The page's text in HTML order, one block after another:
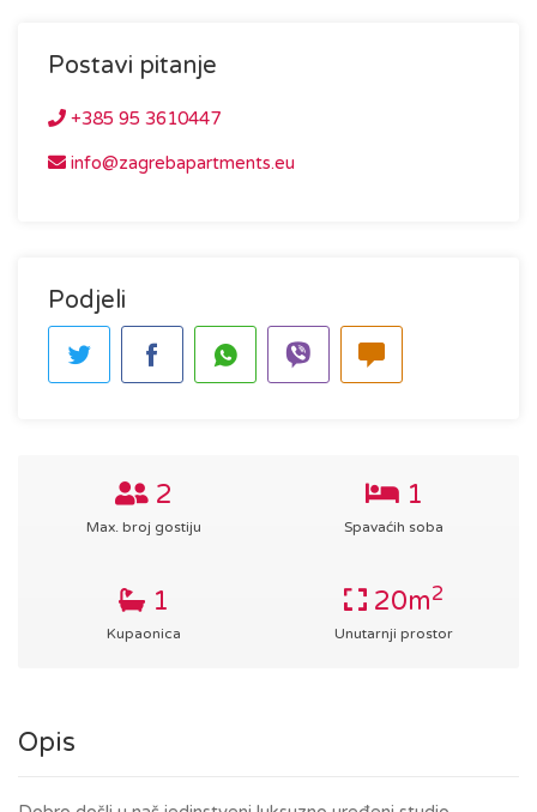
Postavi pitanje
+385 95 3610447
info@zagrebapartments.eu
Podjeli
2
Max. broj gostiju
1
Spavaćih soba
1
Kupaonica
20m2
Unutarnji prostor
Opis